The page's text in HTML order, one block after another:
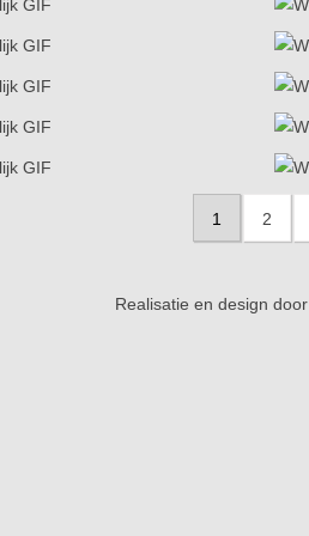
1 2
Realisatie en design door